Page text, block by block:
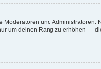
und Administratoren.
um deinen Rang zu erhöhen —